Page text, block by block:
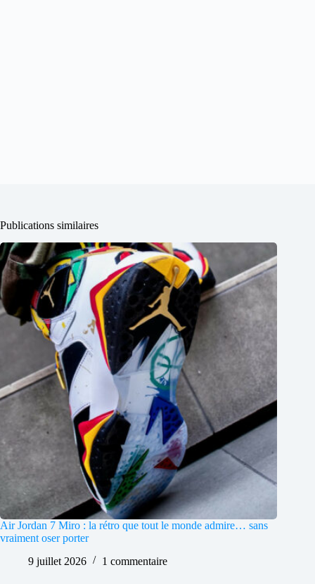
Publications similaires
Air Jordan 7 Miro : la rétro que tout le monde admire… sans
vraiment oser porter
9 juillet 2026
1 commentaire